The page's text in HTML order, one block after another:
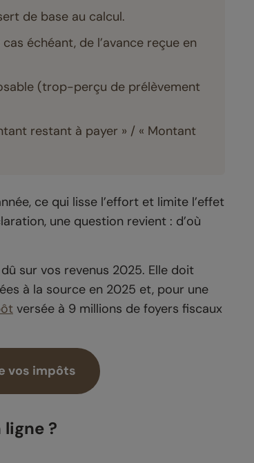
de base au calcul.
échéant, de l’avance reçue en
(trop-perçu de prélèvement
restant à payer » / « Montant
ce qui lisse l’effort et limite l’effet
une question revient : d’où
sur vos revenus 2025. Elle doit
à la source en 2025 et, pour une
versée à 9 millions de foyers fiscaux
vos impôts
?